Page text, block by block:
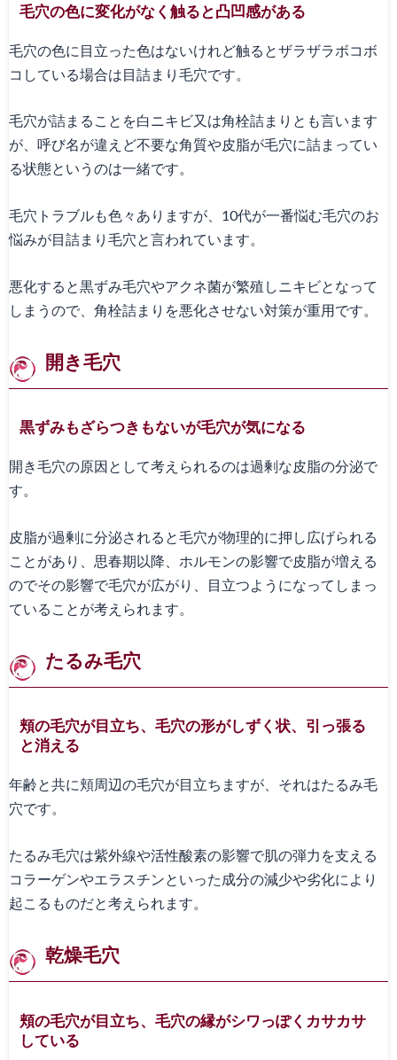
毛穴の色に変化がなく触ると凸凹感がある
毛穴の色に目立った色はないけれど触るとザラザラボコボ
コしている場合は目詰まり毛穴です。
毛穴が詰まることを白ニキビ又は角栓詰まりとも言います
が、呼び名が違えど不要な角質や皮脂が毛穴に詰まってい
る状態というのは一緒です。
毛穴トラブルも色々ありますが、10代が一番悩む毛穴のお
悩みが目詰まり毛穴と言われています。
悪化すると黒ずみ毛穴やアクネ菌が繁殖しニキビとなって
しまうので、角栓詰まりを悪化させない対策が重用です。
開き毛穴
黒ずみもざらつきもないが毛穴が気になる
開き毛穴の原因として考えられるのは過剰な皮脂の分泌で
す。
皮脂が過剰に分泌されると毛穴が物理的に押し広げられる
ことがあり、思春期以降、ホルモンの影響で皮脂が増える
のでその影響で毛穴が広がり、目立つようになってしまっ
ていることが考えられます。
たるみ毛穴
頬の毛穴が目立ち、毛穴の形がしずく状、引っ張る
と消える
年齢と共に頬周辺の毛穴が目立ちますが、それはたるみ毛
穴です。
たるみ毛穴は紫外線や活性酸素の影響で肌の弾力を支える
コラーゲンやエラスチンといった成分の減少や劣化により
起こるものだと考えられます。
乾燥毛穴
頬の毛穴が目立ち、毛穴の縁がシワっぽくカサカサ
している